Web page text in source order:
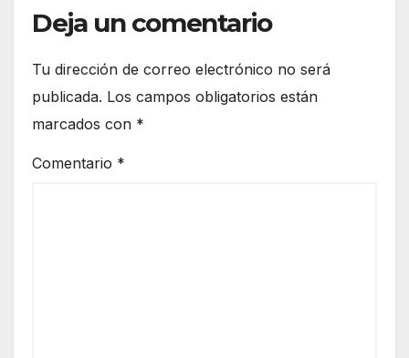
Deja un comentario
Tu dirección de correo electrónico no será
publicada. Los campos obligatorios están
marcados con *
Comentario *